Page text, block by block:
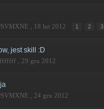
, 18 lut 2012 1 2 3
jest skill :D
, 29 gru 2012
, 24 gru 2012